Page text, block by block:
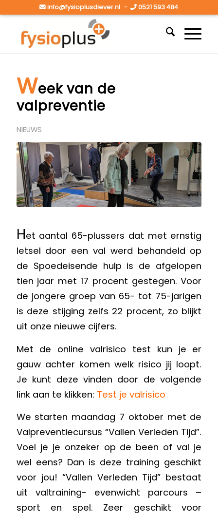
info@fysioplusdiever.nl - 0521 593 484
Week van de
valpreventie
NIEUWS
Het aantal 65-plussers dat met ernstig
letsel door een val werd behandeld op
de Spoedeisende hulp is de afgelopen
tien jaar met 17 procent gestegen. Voor
de jongere groep van 65- tot 75-jarigen
is deze stijging zelfs 22 procent, zo blijkt
uit onze nieuwe cijfers.
Met de online valrisico test kun je er
gauw achter komen welk risico jij loopt.
Je kunt deze vinden door de volgende
link aan te klikken: Test je valrisico
We starten maandag 7 oktober met de
Valpreventiecursus “Vallen Verleden Tijd”.
Voel je je onzeker op de been of val je
wel eens? Dan is deze training geschikt
voor jou! “Vallen Verleden Tijd” bestaat
uit valtraining- evenwicht parcours –
sport en spel. Zeer geschikt voor